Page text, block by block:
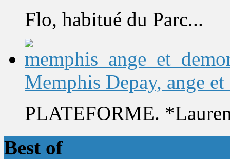
Flo, habitué du Parc...
Memphis Depay, ange et
PLATEFORME.
Best of